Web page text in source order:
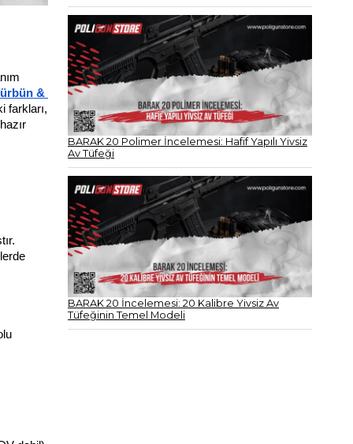
&
farkları,
BARAK 20 Polimer İncelemesi: Hafif Yapılı Yivsiz
Av Tüfeği
BARAK 20 İncelemesi: 20 Kalibre Yivsiz Av
Tüfeğinin Temel Modeli